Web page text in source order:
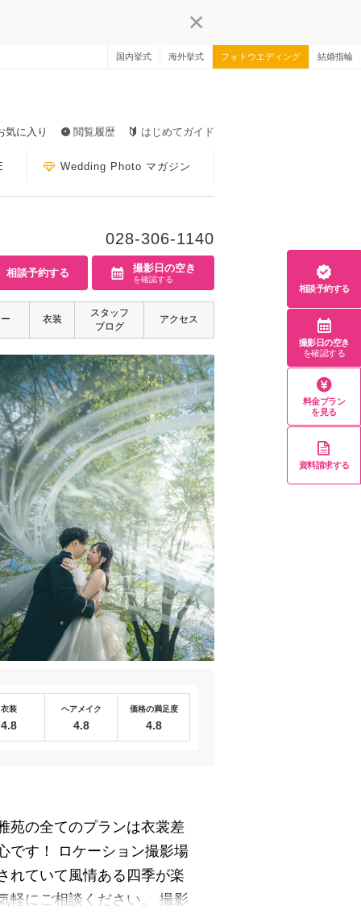
国内挙式 海外挙式 フォトウエディング 結婚指輪
気に入り 閲覧履歴 はじめてガイド
Wedding Photo マガジン
028-306-1140
相談予約する 撮影日の空き
を確認する
衣装
スタッフ
ブログ
アクセス
衣装
4.8
ヘアメイク
4.8
価格の満足度
4.8
苑の全てのプランは衣裳差
です！ ロケーション撮影場
れていて風情ある四季が楽
軽にご相談ください。 撮影
相談予約する
撮影日の空き
を確認する
料金プラン
を見る
資料請求する